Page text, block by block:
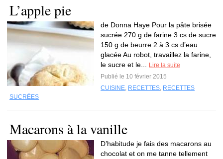
L’apple pie
de Donna Haye Pour la pâte brisée
sucrée 270 g de farine 3 cs de sucre
150 g de beurre 2 à 3 cs d’eau
glacée Au robot, travaillez la farine,
le sucre et le...
Lire la suite
Publié le 10 février 2015
CUISINE, RECETTES, RECETTES
SUCRÉES
Macarons à la vanille
D’habitude je fais des macarons au
chocolat et on me tanne tellement